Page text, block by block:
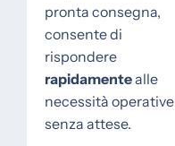
pronta consegna,
consente di
rispondere
rapidamentealle
necessità operative
senza attese.